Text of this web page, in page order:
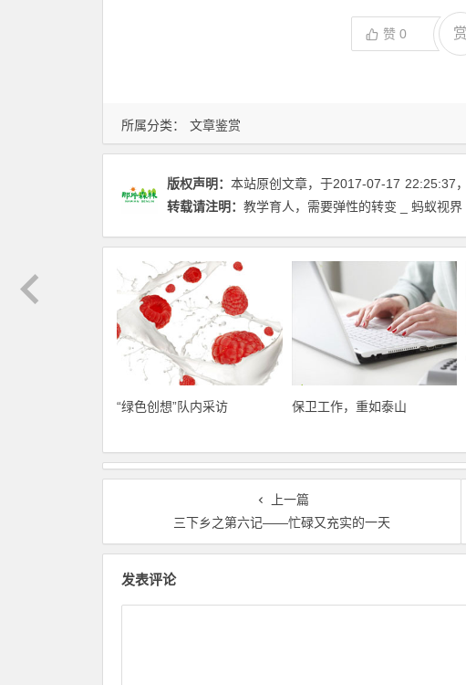
所属分类： 文章鉴赏
赞 0 赏
版权声明： 本站原创文章，于2017-07-17 22:25:37
转载请注明： 教学育人，需要弹性的转变 _ 蚂蚁视界
“绿色创想”队内采访 保卫工作，重如泰山
上一篇
三下乡之第六记――忙碌又充实的一天
发表评论